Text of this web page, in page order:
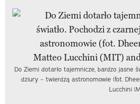
Do Ziemi dotarło tajemnicze, bardzo jasne
dziury – twierdzą astronomowie (fot.
Lucchini